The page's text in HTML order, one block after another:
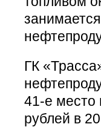
ГК
41-е место
рублей в